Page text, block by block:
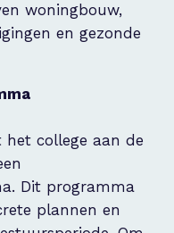
woningbouw,
en gezonde
college aan de
Dit programma
plannen en